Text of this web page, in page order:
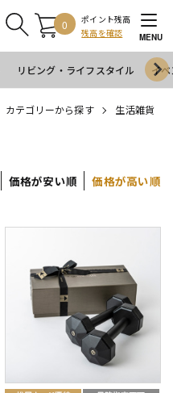
0
ポイント残高
残高を確認
MENU
リビング・ライフスタイル イ
カテゴリーから探す 生活雑貨
価格が安い順 価格が高い順